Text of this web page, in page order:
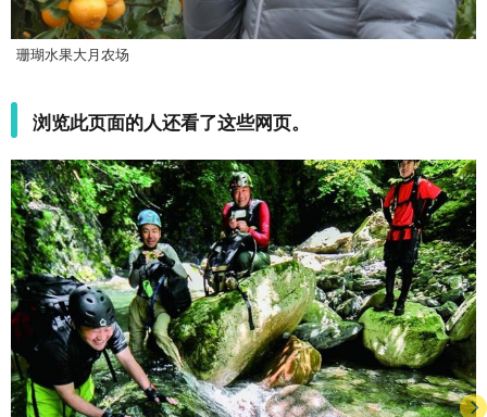
珊瑚水果大月农场
浏览此页面的人还看了这些网页。